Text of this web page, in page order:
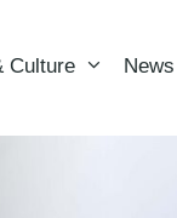
Culture News